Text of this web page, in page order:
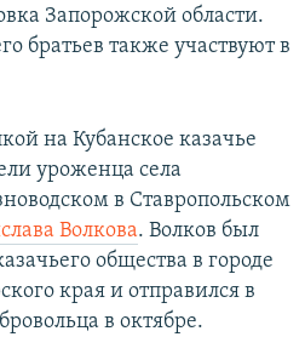
Запорожской области.
братьев также участвуют в
на Кубанское казачье
уроженца села
в Ставропольском
Волкова. Волков был
общества в городе
края и отправился в
в октябре.